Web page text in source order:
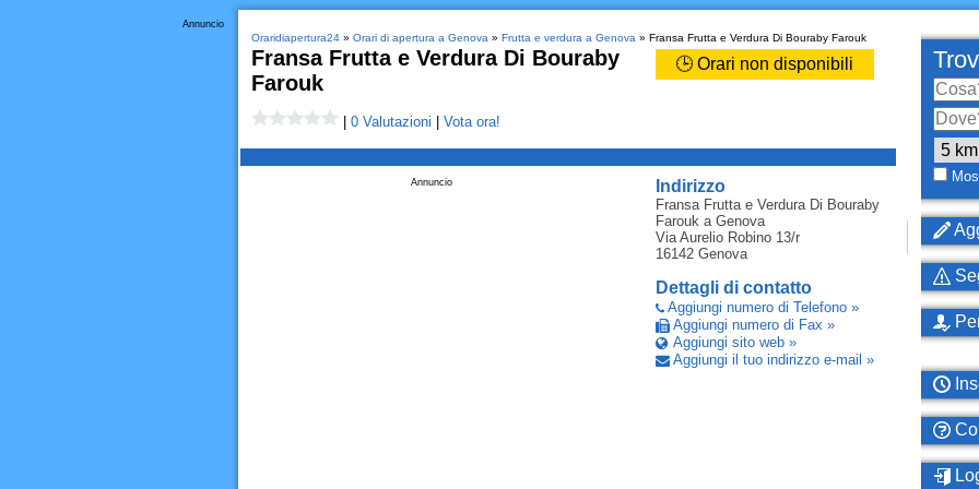
Annuncio
Oraridiapertura24» Orari di apertura a Genova » Frutta e verdura a Genova » Fransa Frutta e Verdura Di Bouraby Farouk
Fransa Frutta e Verdura Di Bouraby
Farouk
🕒 Orari non disponibili
0 Valutazioni Vota ora!
Indirizzo
Fransa Frutta e Verdura Di Bouraby
Farouka Genova
Via Aurelio Robino 13/r
16142 Genova
Dettagli di contatto
Aggiungi numero di Telefono »
Aggiungi numero di Fax »
Aggiungi sito web »
Aggiungi il tuo indirizzo e-mail »
Annuncio